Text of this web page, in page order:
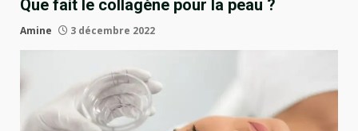
Que fait le collagène pour la peau ?
Amine 3 décembre 2022